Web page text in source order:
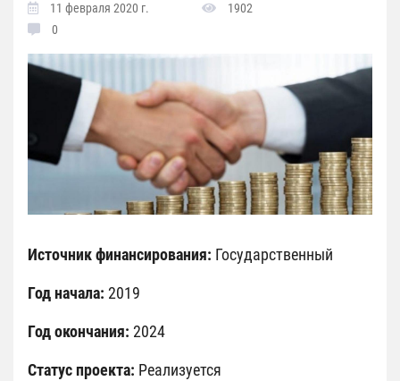
11 февраля 2020 г.
1902
0
Источник финансирования: Государственный
Год начала: 2019
Год окончания: 2024
Статус проекта: Реализуется